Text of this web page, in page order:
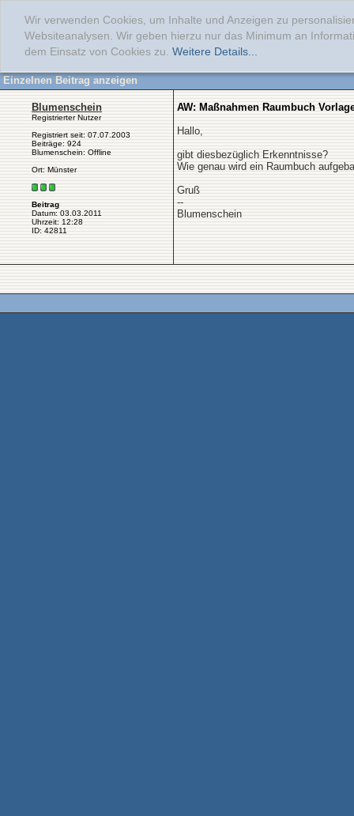
Wir verwenden Cookies, um Inhalte und Anzeigen zu
Websiteanalysen. Wir geben hierzu nur das Minimum an
dem Einsatz von Cookies zu. Weitere Details...
Einzelnen Beitrag anzeigen
Blumenschein
Registrierter Nutzer
Registriert seit: 07.07.2003
Beiträge: 924
Blumenschein: Offline
Ort: Münster
Beitrag
Datum: 03.03.2011
Uhrzeit: 12:28
ID: 42811
AW: Maßnahmen Raumbuch
Hallo,
gibt diesbezüglich Erkenntnisse?
Wie genau wird ein Raumbuch
Gruß
--
Blumenschein